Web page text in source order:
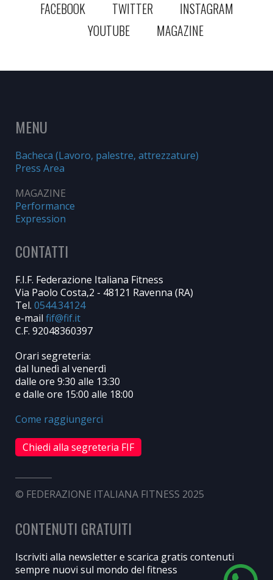
FACEBOOK TWITTER
INSTAGRAM
YOUTUBE
MAGAZINE
MENU
Bacheca (Lavoro, palestre, attrezzature)
Press Area
MAGAZINE
Performance
Expression
CONTATTI
F.I.F. Federazione Italiana Fitness
Via Paolo Costa,2 - 48121 Ravenna (RA)
Tel. 0544.34124
e-mail
C.F. 92048360397
Orari segreteria:
dal lunedì al venerdì
dalle ore 9:30 alle 13:30
e dalle ore 15:00 alle 18:00
Come raggiungerci
Chiedi alla segreteria FIF
© FEDERAZIONE ITALIANA FITNESS 2025
CONTENUTI GRATUITI
Iscriviti alla newsletter e scarica gratis contenuti
sempre nuovi sul mondo del fitness